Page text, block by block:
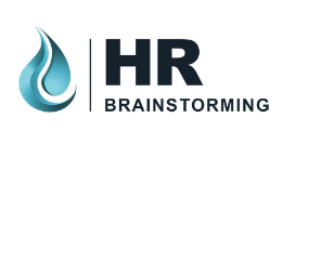
Skip
content